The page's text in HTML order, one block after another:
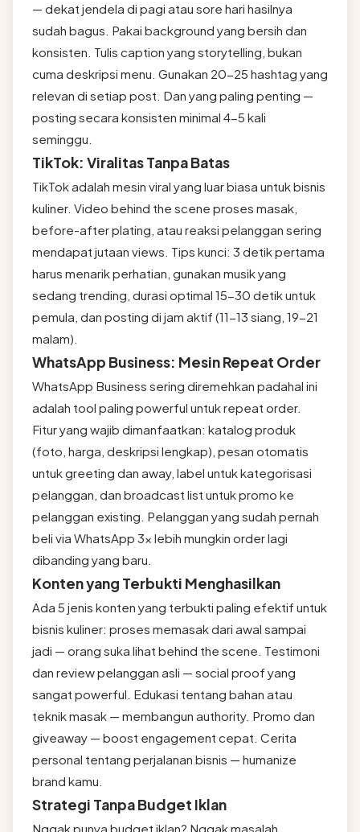
— dekat jendela di pagi atau sore hari hasilnya
sudah bagus. Pakai background yang bersih dan
konsisten. Tulis caption yang storytelling, bukan
cuma deskripsi menu. Gunakan 20-25 hashtag yang
relevan di setiap post. Dan yang paling penting —
posting secara konsisten minimal 4-5 kali
seminggu.
TikTok: Viralitas Tanpa Batas
TikTok adalah mesin viral yang luar biasa untuk bisnis
kuliner. Video behind the scene proses masak,
before-after plating, atau reaksi pelanggan sering
mendapat jutaan views. Tips kunci: 3 detik pertama
harus menarik perhatian, gunakan musik yang
sedang trending, durasi optimal 15-30 detik untuk
pemula, dan posting di jam aktif (11-13 siang, 19-21
malam).
WhatsApp Business: Mesin Repeat Order
WhatsApp Business sering diremehkan padahal ini
adalah tool paling powerful untuk repeat order.
Fitur yang wajib dimanfaatkan: katalog produk
(foto, harga, deskripsi lengkap), pesan otomatis
untuk greeting dan away, label untuk kategorisasi
pelanggan, dan broadcast list untuk promo ke
pelanggan existing. Pelanggan yang sudah pernah
beli via WhatsApp 3x lebih mungkin order lagi
dibanding yang baru.
Konten yang Terbukti Menghasilkan
Ada 5 jenis konten yang terbukti paling efektif untuk
bisnis kuliner: proses memasak dari awal sampai
jadi — orang suka lihat behind the scene. Testimoni
dan review pelanggan asli — social proof yang
sangat powerful. Edukasi tentang bahan atau
teknik masak — membangun authority. Promo dan
giveaway — boost engagement cepat. Cerita
personal tentang perjalanan bisnis — humanize
brand kamu.
Strategi Tanpa Budget Iklan
Nggak punya budget iklan? Nggak masalah.